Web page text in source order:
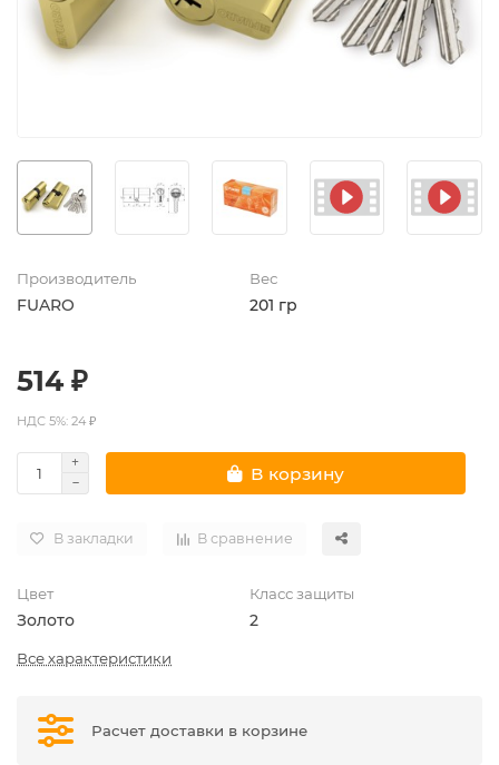
Производитель
FUARO
Вес
201 гр
514 ₽
НДС 5%: 24 ₽
В корзину
В закладки В сравнение
Цвет
Золото
Класс защиты
2
Все характеристики
Расчет доставки в корзине